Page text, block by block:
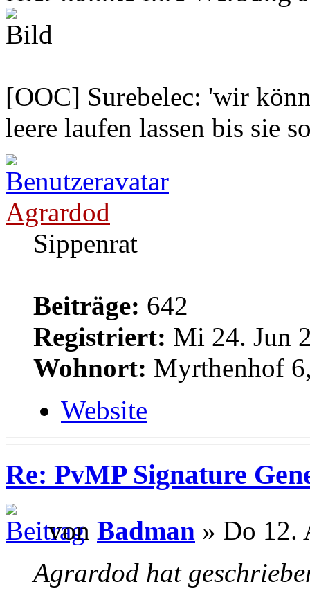
[OOC] Surebelec: 'wir
leere laufen lassen bis sie
Agrardod
Sippenrat
Beiträge: 642
Registriert: Mi 24. Jun
Wohnort: Myrthenhof
Website
Re: PvMP Signature
von Badman » Do 12.
Agrardod hat